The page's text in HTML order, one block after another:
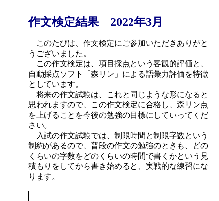
作文検定結果 2022年3月
このたびは、作文検定にご参加いただきありがと
うございました。
この作文検定は、項目採点という客観的評価と、
自動採点ソフト「森リン」による語彙力評価を特徴
としています。
将来の作文試験は、これと同じような形になると
思われますので、この作文検定に合格し、森リン点
を上げることを今後の勉強の目標にしていってくだ
さい。
入試の作文試験では、制限時間と制限字数という
制約があるので、普段の作文の勉強のときも、どの
くらいの字数をどのくらいの時間で書くかという見
積もりをしてから書き始めると、実戦的な練習にな
ります。